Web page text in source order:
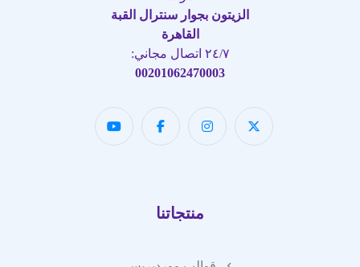
الزيتون بجوار سنترال القبة
القاهرة
٢٤/٧ اتصال مجاني:
00201062470003
منتجاتنا